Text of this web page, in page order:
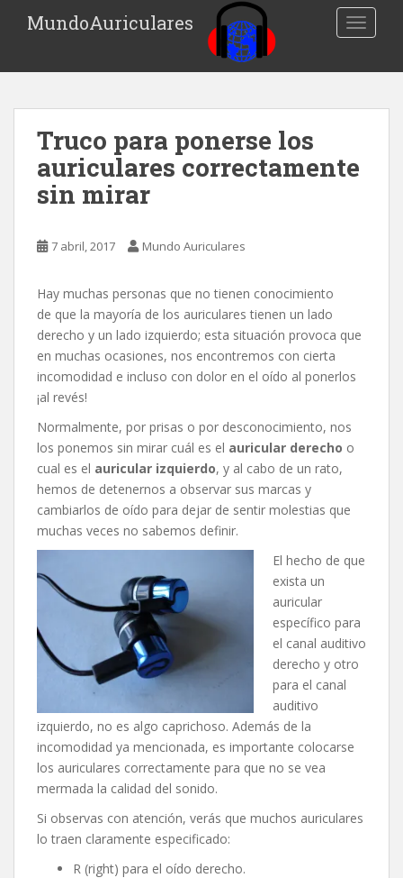
p
MundoAuriculares
Truco para ponerse los
auriculares correctamente
sin mirar
7 abril, 2017 Mundo Auriculares
Hay muchas personas que no tienen conocimiento
de que la mayoría de los auriculares tienen un lado
derecho y un lado izquierdo; esta situación provoca que
en muchas ocasiones, nos encontremos con cierta
incomodidad e incluso con dolor en el oído al ponerlos
¡al revés!
Normalmente, por prisas o por desconocimiento, nos
los ponemos sin mirar cuál es el auricular derecho o
cual es el auricular izquierdo, y al cabo de un rato,
hemos de detenernos a observar sus marcas y
cambiarlos de oído para dejar de sentir molestias que
muchas veces no sabemos definir.
El hecho de que
exista un
auricular
específico para
el canal auditivo
derecho y otro
para el canal
auditivo
izquierdo, no es algo caprichoso. Además de la
incomodidad ya mencionada, es importante colocarse
los auriculares correctamente para que no se vea
mermada la calidad del sonido.
Si observas con atención, verás que muchos auriculares
lo traen claramente especificado:
R (right) para el oído derecho.